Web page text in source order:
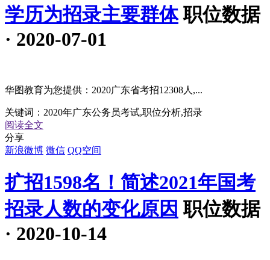
学历为招录主要群体 职位数据
· 2020-07-01
华图教育为您提供：2020广东省考招12308人,...
关键词： 2020年广东公务员考试,职位分析,招录
阅读全文
分享
新浪微博 微信 QQ空间
扩招1598名！简述2021年国考
招录人数的变化原因 职位数据
· 2020-10-14